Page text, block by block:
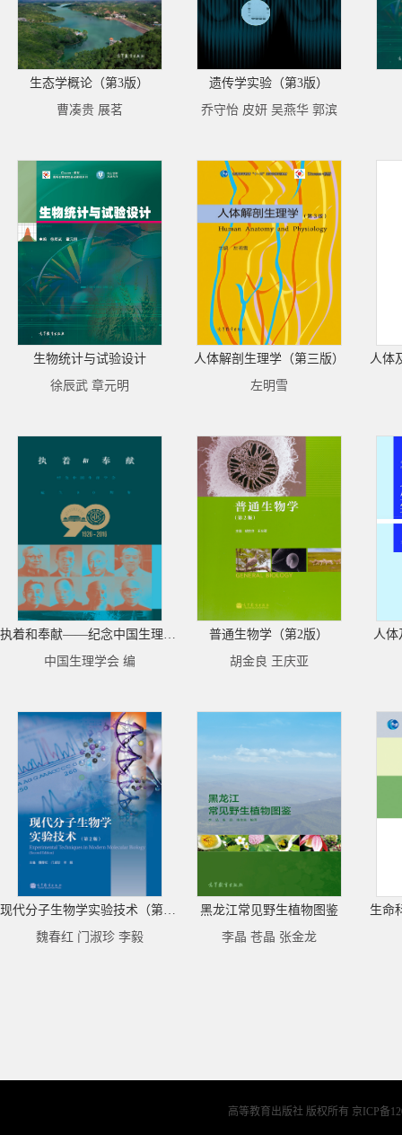
生态学概论（第3版）
曹凑贵 展茗
遗传学实验（第3版）
乔守怡 皮妍 吴燕华 郭滨
生物统计与试验设计
徐辰武 章元明
人体解剖生理学（第三版）
左明雪
人体
执着和奉献——纪念中国生理学会成立90周年
中国生理学会 编
普通生物学（第2版）
胡金良 王庆亚
人体
现代分子生物学实验技术（第2版）
魏春红 门淑珍 李毅
黑龙江常见野生植物图鉴
李晶 苍晶 张金龙
生命
高等教育出版社 版权所有 京ICP备